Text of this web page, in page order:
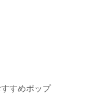
すめポップ